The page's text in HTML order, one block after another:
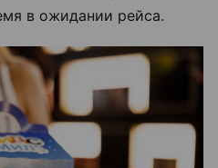
в ожидании рейса.